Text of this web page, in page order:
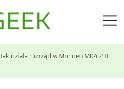
Jak działa rozrząd w Mondeo MK4 2.0